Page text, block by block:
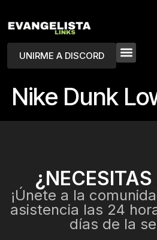
UNIRME A DISCORD
Nike Dunk
¡Únete a la
asistencia las 24
días de la